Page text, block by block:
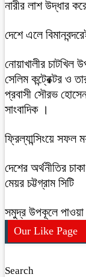
নারীর লাশ উদ্ধার
দেশে এলে
নোয়াখালীর চাটখিল
সেলিম কন্ট্রেক্টর ও
প্রবাসী সৌরভ
সাংবাদিক ।
ফ্রিল্যান্সিংয়ে সফল
দেশের অর্থনীতির
মেয়র চট্টগ্রাম সিটি
সমুদ্র উপকূলে পাওয়া
Our Like Page
Search